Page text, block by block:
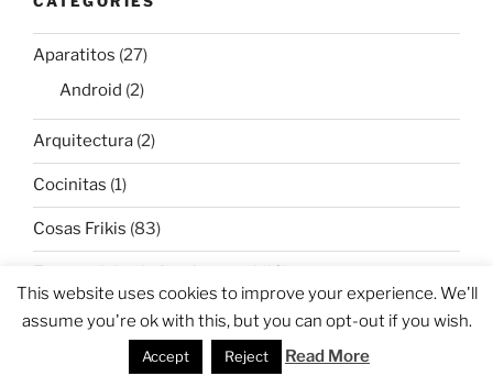
Aparatitos (27)
Android (2)
Arquitectura (2)
Cocinitas (1)
Cosas Frikis (83)
Esto no deberia funcionar asi (18)
General(75)
Las cinco del viernes (22)
This website uses cookies to improve your experience. We'll
assume you're ok with this, but you can opt-out if you wish.
Accept Reject Read More